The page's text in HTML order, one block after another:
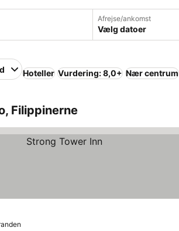
Afrejse/ankomst
Vælg datoer
Hoteller Vurdering: 8,0+ Nær centrum
Filippinerne